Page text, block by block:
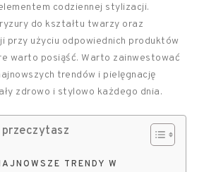
codziennej stylizacji.
do kształtu twarzy oraz
przy użyciu odpowiednich produktów
warto posiąść. Warto zainwestować
trendów i pielęgnację
zdrowo i stylowo każdego dnia.
TRENDY W